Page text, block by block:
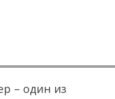
– один из